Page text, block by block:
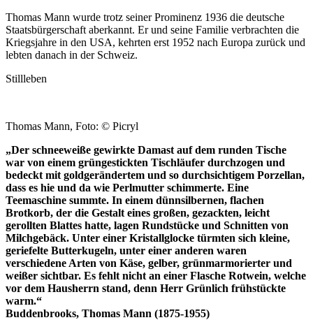
Thomas Mann wurde trotz seiner Prominenz 1936 die deutsche
Staatsbürgerschaft aberkannt. Er und seine Familie verbrachten die
Kriegsjahre in den USA, kehrten erst 1952 nach Europa zurück und
lebten danach in der Schweiz.
Stillleben
Thomas Mann, Foto: © Picryl
„Der schneeweiße gewirkte Damast auf dem runden Tische
war von einem grüngestickten Tischläufer durchzogen und
bedeckt mit goldgerändertem und so durchsichtigem Porzellan,
dass es hie und da wie Perlmutter schimmerte. Eine
Teemaschine summte. In einem dünnsilbernen, flachen
Brotkorb, der die Gestalt eines großen, gezackten, leicht
gerollten Blattes hatte, lagen Rundstücke und Schnitten von
Milchgebäck. Unter einer Kristallglocke türmten sich kleine,
geriefelte Butterkugeln, unter einer anderen waren
verschiedene Arten von Käse, gelber, grünmarmorierter und
weißer sichtbar. Es fehlt nicht an einer Flasche Rotwein, welche
vor dem Hausherrn stand, denn Herr Grünlich frühstückte
warm.“
Buddenbrooks, Thomas Mann (1875-1955)